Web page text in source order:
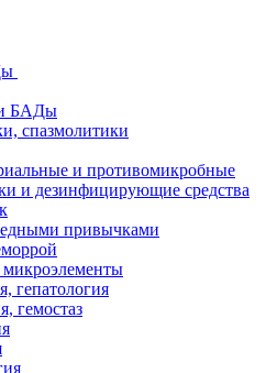
и БАДы
спазмолитики
и противомикробные
и дезинфицирующие средства
привычками
гепатология
гемостаз